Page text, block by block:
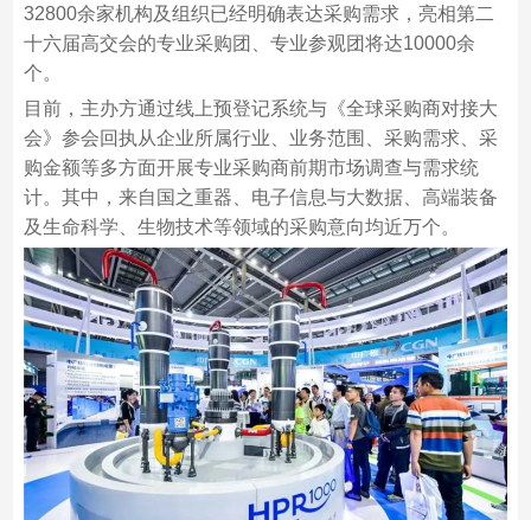
32800余家机构及组织已经明确表达采购需求，亮相第二
十六届高交会的专业采购团、专业参观团将达10000余
个。
目前，主办方通过线上预登记系统与《全球采购商对接大
会》参会回执从企业所属行业、业务范围、采购需求、采
购金额等多方面开展专业采购商前期市场调查与需求统
计。其中，来自国之重器、电子信息与大数据、高端装备
及生命科学、生物技术等领域的采购意向均近万个。